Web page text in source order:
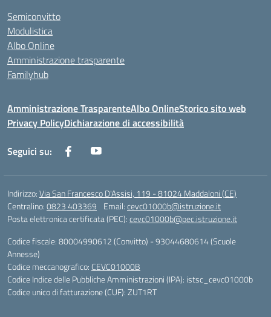
Semiconvitto
Modulistica
Albo Online
Amministrazione trasparente
Familyhub
Amministrazione TrasparenteAlbo OnlineStorico sito web
Privacy PolicyDichiarazione di accessibilità
Seguici su:
Indirizzo:Via San Francesco D'Assisi, 119 - 81024 Maddaloni (CE)
Centralino:0823 403369 Email:cevc01000b@istruzione.it
Posta elettronica certificata (PEC):cevc01000b@pec.istruzione.it
Codice fiscale: 80004990612 (Convitto) - 93044680614 (Scuole
Annesse)
Codice meccanografico: CEVC01000B
Codice Indice delle Pubbliche Amministrazioni (IPA): istsc_cevc01000b
Codice unico di fatturazione (CUF): ZUT1RT